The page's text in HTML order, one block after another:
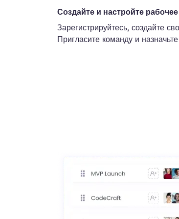
Создайте и настройте
Зарегистрируйтесь, создайте
Пригласите команду и